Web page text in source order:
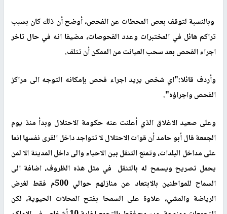
وبالنسبة لتوقف بعص المحطات عن الفحص، أوضح أن ذلك كان بسبب
تراكم هائل في المختبرات وعدد الفحوصات، مضيفا انه في حال تاخر
اجراء الفحص بعد سحب العيانت من الممكن أن تتلف.
وأردف قائلا:"اي شخص يريد اجراء فحص بإمكانه التوجه الى مراكز
الفحص واجراؤه".
وعلى صعيد الاغلاق الذي أعلنت عنه حكومة الاحتلال وبدأ منذ يوم
الجمعة قال أبو حامد أن قوات الاحتلال لا تتواجد داخل القرى نفسها انما
على مداخل البلدات، وتمنع التنقل بين الاحياء والى داخل المدينة الا لمن
يحمل تصريح ويسمح له بالتنقل في مثل هذه الظروف، اضافة الى
السماح للمواطنين بالابتعاد عن منازلهم حوالي 500م فقط لغرض
الرياضة والمشي، علاوة على السمحا بفتح المحلات الحيوية، لكن